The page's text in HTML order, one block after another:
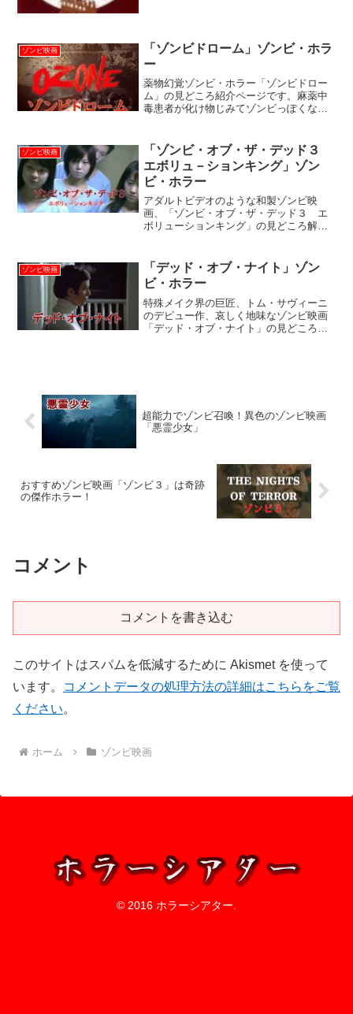
ゾンビ映画
「ゾンビドローム」ゾンビ・ホラ
ー
薬物幻覚ゾンビ・ホラー「ゾンビドロー
ム」の見どころ紹介ページです。麻薬中
毒患者が化け物じみてゾンビっぽくなり
ウォルター監督作品。
ゾンビ映画
「ゾンビ・オブ・ザ・デッド３
エボリュ－ションキング」ゾン
ビ・ホラー
アダルトビデオのような和製ゾンビ映
画、「ゾンビ・オブ・ザ・デッド３ エ
ボリューションキング」の見どころ解説
ゾンビ映画
「デッド・オブ・ナイト」ゾン
ビ・ホラー
特殊メイク界の巨匠、トム・サヴィーニ
のデビュー作、哀しく地味なゾンビ映画
「デッド・オブ・ナイト」の見どころ解
超能力でゾンビ召喚！異色のゾンビ映画
「悪霊少女」
おすすめゾンビ映画「ゾンビ３」は奇跡
の傑作ホラー！
コメント
コメントを書き込む
このサイトはスパムを低減するために Akismet を使って
います。
コメントデータの処理方法の詳細はこちらをご覧
ください。
ホーム ゾンビ映画
© 2016 ホラーシアター.